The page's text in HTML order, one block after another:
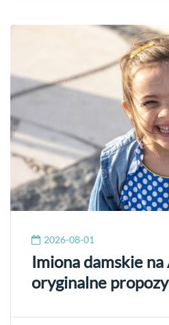
2026-08-01
Imiona damskie
oryginalne